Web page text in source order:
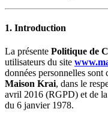
1. Introduction
La présente Politique de
utilisateurs du site
données personnelles sont
Maison Krai, dans le
avril 2016 (RGPD) et de la
du 6 janvier 1978.